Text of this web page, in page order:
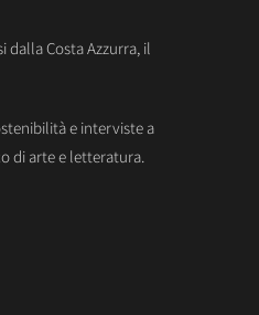
dalla Costa Azzurra, il
e interviste a
di arte e letteratura.